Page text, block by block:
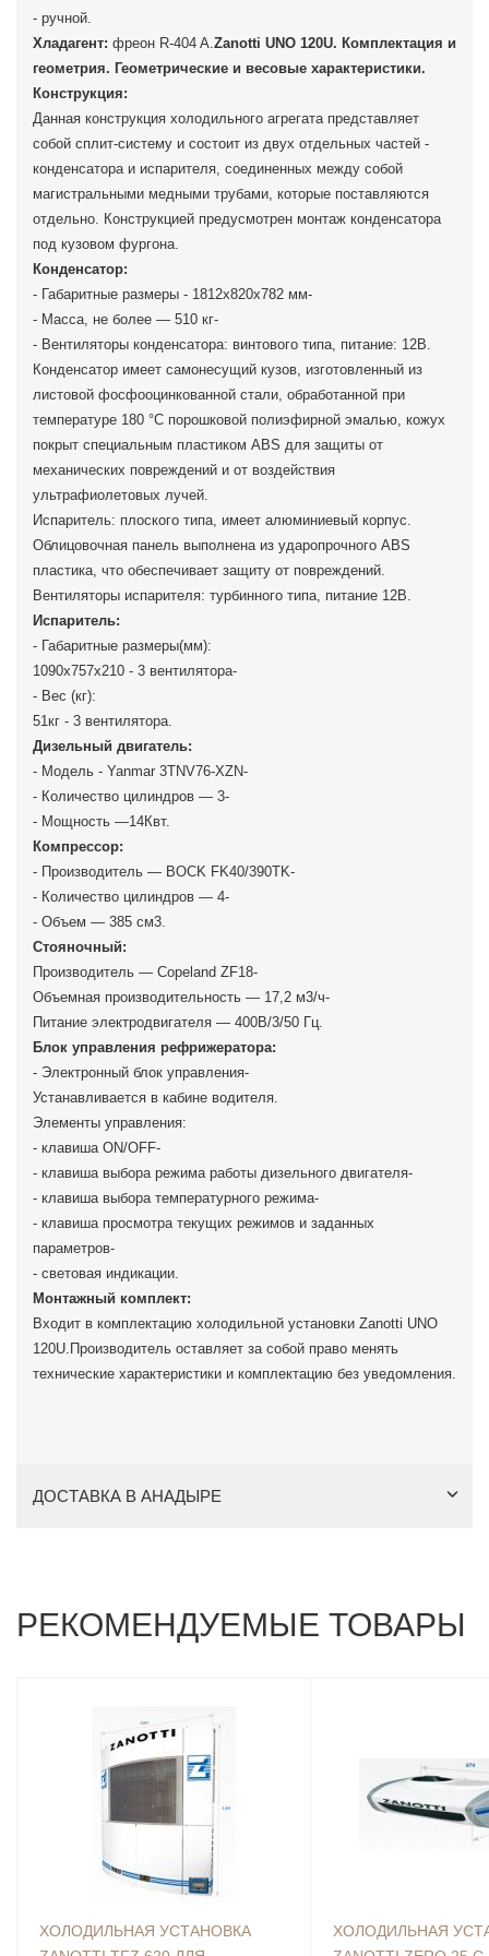
- ручной.
Хладагент: фреон R-404 A.Zanotti UNO 120U. Комплектация и
геометрия. Геометрические и весовые характеристики.
Конструкция:
Данная конструкция холодильного агрегата представляет
собой сплит-систему и состоит из двух отдельных частей -
конденсатора и испарителя, соединенных между собой
магистральными медными трубами, которые поставляются
отдельно. Конструкцией предусмотрен монтаж конденсатора
под кузовом фургона.
Конденсатор:
- Габаритные размеры - 1812х820х782 мм-
- Масса, не более — 510 кг-
- Вентиляторы конденсатора: винтового типа, питание: 12В.
Конденсатор имеет самонесущий кузов, изготовленный из
листовой фосфооцинкованной стали, обработанной при
температуре 180 °С порошковой полиэфирной эмалью, кожух
покрыт специальным пластиком ABS для защиты от
механических повреждений и от воздействия
ультрафиолетовых лучей.
Испаритель: плоского типа, имеет алюминиевый корпус.
Облицовочная панель выполнена из ударопрочного ABS
пластика, что обеспечивает защиту от повреждений.
Вентиляторы испарителя: турбинного типа, питание 12В.
Испаритель:
- Габаритные размеры(мм):
1090х757х210 - 3 вентилятора-
- Вес (кг):
51кг - 3 вентилятора.
Дизельный двигатель:
- Модель - Yanmar 3TNV76-XZN-
- Количество цилиндров — 3-
- Мощность —14Квт.
Компрессор:
- Производитель — BOCK FK40/390TK-
- Количество цилиндров — 4-
- Объем — 385 см3.
Стояночный:
Производитель — Copeland ZF18-
Объемная производительность — 17,2 м3/ч-
Питание электродвигателя — 400В/3/50 Гц.
Блок управления рефрижератора:
- Электронный блок управления-
Устанавливается в кабине водителя.
Элементы управления:
- клавиша ON/OFF-
- клавиша выбора режима работы дизельного двигателя-
- клавиша выбора температурного режима-
- клавиша просмотра текущих режимов и заданных
параметров-
- световая индикации.
Монтажный комплект:
Входит в комплектацию холодильной установки Zanotti UNO
120U.Производитель оставляет за собой право менять
технические характеристики и комплектацию без уведомления.
ДОСТАВКА В АНАДЫРЕ
РЕКОМЕНДУЕМЫЕ ТОВАРЫ
ХОЛОДИЛЬНАЯ УСТАНОВКА
ХОЛОДИЛЬНАЯ